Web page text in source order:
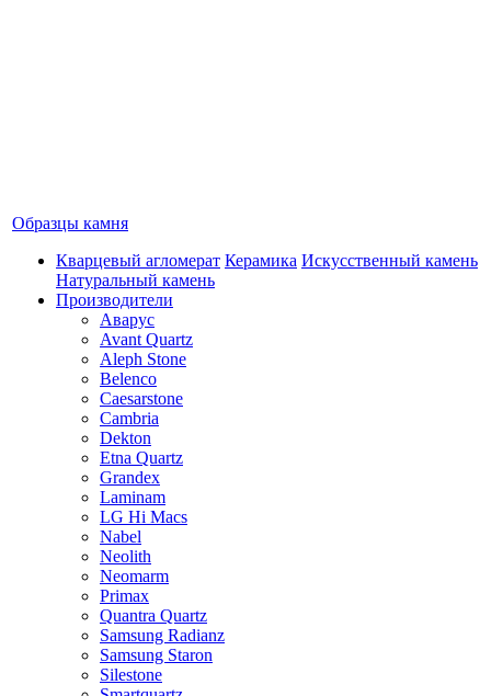
Образцы камня
Кварцевый агломерат Керамика Искусственный камень
Натуральный камень
Производители
Аварус
Avant Quartz
Aleph Stone
Belenco
Caesarstone
Cambria
Dekton
Etna Quartz
Grandex
Laminam
LG Hi Macs
Nabel
Neolith
Neomarm
Primax
Quantra Quartz
Samsung Radianz
Samsung Staron
Silestone